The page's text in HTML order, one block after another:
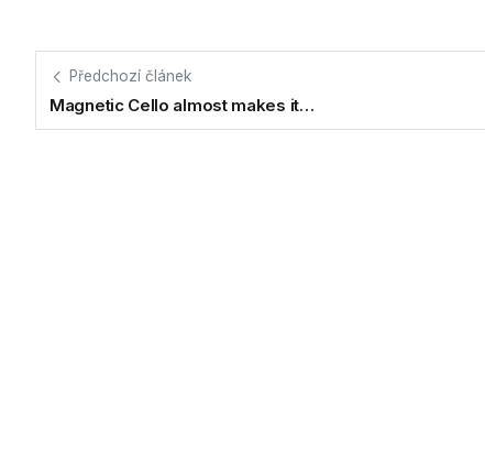
Předchozí článek
Magnetic Cello almost makes it…